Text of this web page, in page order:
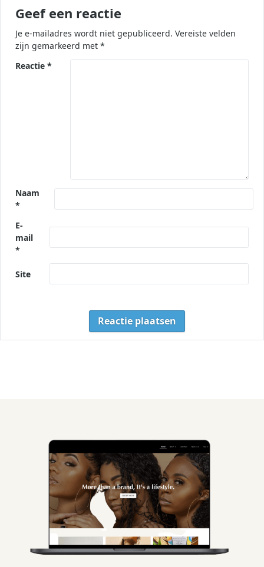
Geef een reactie
Je e-mailadres wordt niet gepubliceerd. Vereiste velden
zijn gemarkeerd met *
Reactie *
Naam
*
E-
mail
*
Site